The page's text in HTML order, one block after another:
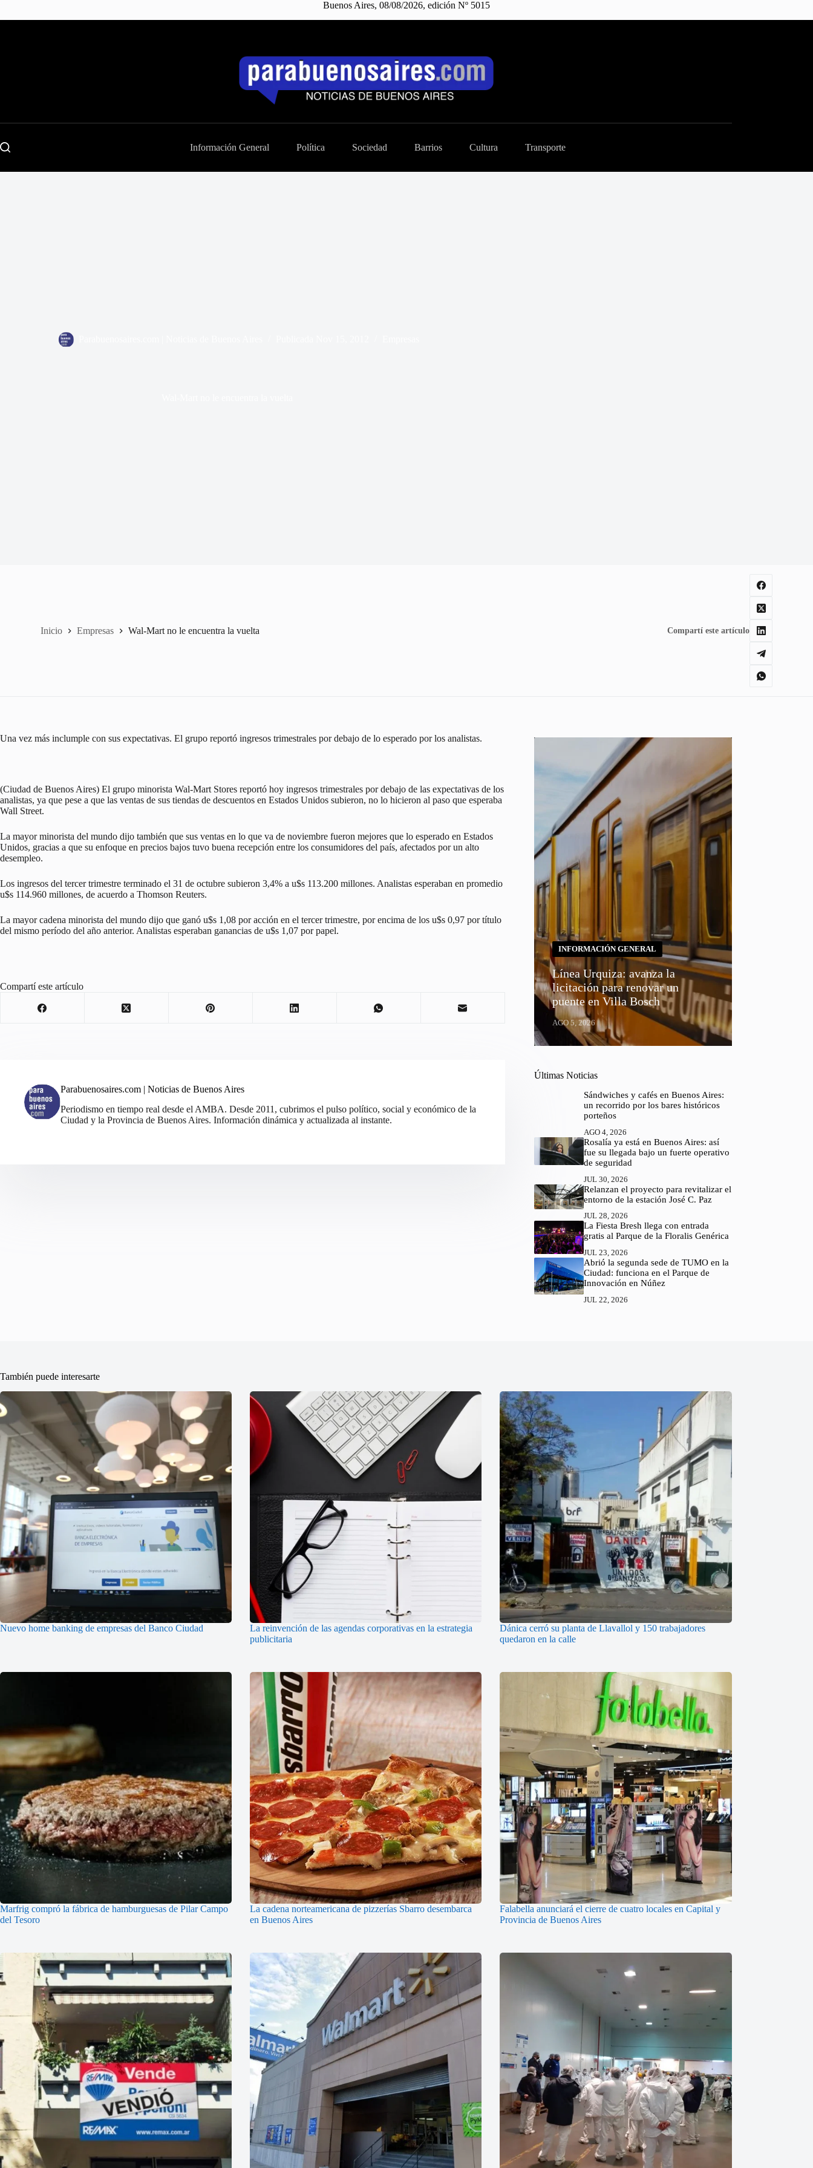
Buenos Aires, 08/08/2026, edición Nº 5015
Información General Política Sociedad Barrios Cultura Transporte
Inicio Empresas Wal-Mart no le encuentra la vuelta Compartí este artículo
Una vez más inclumple con sus expectativas. El grupo reportó ingresos trimestrales por debajo de lo esperado por los analistas.
(Ciudad de Buenos Aires) El grupo minorista Wal-Mart Stores reportó hoy ingresos trimestrales por debajo de las expectativas de los
analistas, ya que pese a que las ventas de sus tiendas de descuentos en Estados Unidos subieron, no lo hicieron al paso que esperaba
Wall Street.
La mayor minorista del mundo dijo también que sus ventas en lo que va de noviembre fueron mejores que lo esperado en Estados
Unidos, gracias a que su enfoque en precios bajos tuvo buena recepción entre los consumidores del país, afectados por un alto
desempleo.
Los ingresos del tercer trimestre terminado el 31 de octubre subieron 3,4% a u$s 113.200 millones. Analistas esperaban en promedio
u$s 114.960 millones, de acuerdo a Thomson Reuters.
La mayor cadena minorista del mundo dijo que ganó u$s 1,08 por acción en el tercer trimestre, por encima de los u$s 0,97 por título
del mismo período del año anterior. Analistas esperaban ganancias de u$s 1,07 por papel.
Compartí este artículo
Parabuenosaires.com | Noticias de Buenos Aires
Periodismo en tiempo real desde el AMBA. Desde 2011, cubrimos el pulso político, social y económico de la
Ciudad y la Provincia de Buenos Aires. Información dinámica y actualizada al instante.
INFORMACIÓN GENERAL
Línea Urquiza: avanza la
licitación para renovar un
puente en Villa Bosch
AGO 5, 2026
Últimas Noticias
Sándwiches y cafés en Buenos Aires:
un recorrido por los bares históricos
porteños
AGO 4, 2026
Rosalía ya está en Buenos Aires: así
fue su llegada bajo un fuerte operativo
de seguridad
JUL 30, 2026
Relanzan el proyecto para revitalizar el
entorno de la estación José C. Paz
JUL 28, 2026
La Fiesta Bresh llega con entrada
gratis al Parque de la Floralis Genérica
JUL 23, 2026
Abrió la segunda sede de TUMO en la
Ciudad: funciona en el Parque de
Innovación en Núñez
JUL 22, 2026
También puede interesarte
Nuevo home banking de empresas del Banco Ciudad
La reinvención de las agendas corporativas en la estrategia
publicitaria
Dánica cerró su planta de Llavallol y 150 trabajadores
quedaron en la calle
Marfrig compró la fábrica de hamburguesas de Pilar Campo
del Tesoro
La cadena norteamericana de pizzerías Sbarro desembarca
en Buenos Aires
Falabella anunciará el cierre de cuatro locales en Capital y
Provincia de Buenos Aires